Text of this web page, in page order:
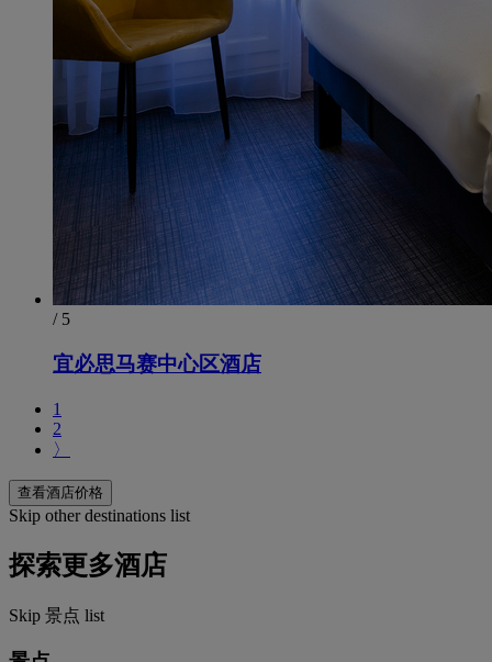
/ 5
宜必思马赛中心区酒店
1
2
〉
查看酒店价格
Skip other destinations list
探索更多酒店
Skip 景点 list